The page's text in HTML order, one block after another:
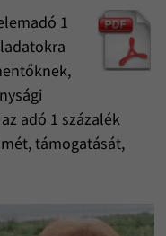
1
adó 1 százalék
támogatását,